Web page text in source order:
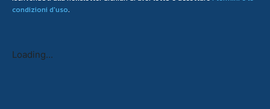
condizioni d'uso.
Loading...